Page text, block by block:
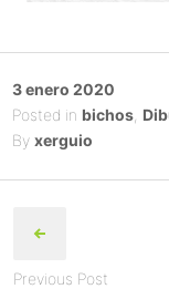
Posted
on
3 enero 2020
Posted in bichos,
By xerguio
navigation
Previous Post